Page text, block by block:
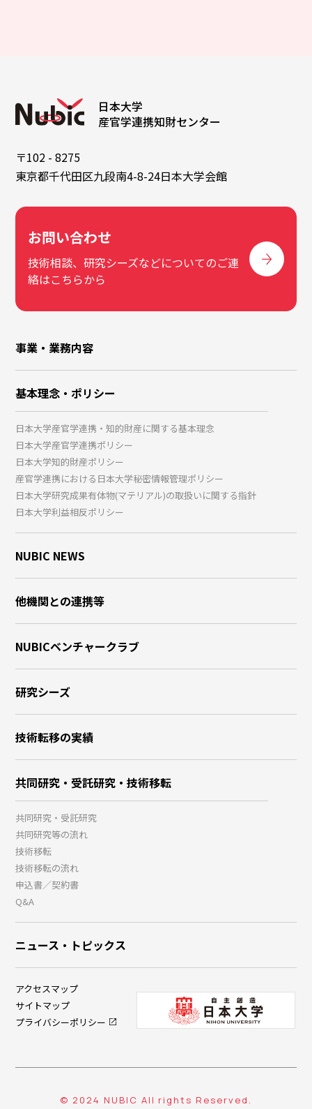
日本大学
産官学連携知財センター
〒102 - 8275
東京都千代田区九段南4-8-24日本大学会館
お問い合わせ
技術相談、研究シーズなどについてのご連
絡はこちらから
事業・業務内容
基本理念・ポリシー
日本大学産官学連携・知的財産に関する基本理念
日本大学産官学連携ポリシー
日本大学知的財産ポリシー
産官学連携における日本大学秘密情報管理ポリシー
日本大学研究成果有体物(マテリアル)の取扱いに関する指針
日本大学利益相反ポリシー
NUBIC NEWS
他機関との連携等
NUBICベンチャークラブ
研究シーズ
技術転移の実績
共同研究・受託研究・技術移転
共同研究・受託研究
共同研究等の流れ
技術移転
技術移転の流れ
申込書／契約書
Q&A
ニュース・トピックス
アクセスマップ
サイトマップ
プライバシーポリシー
© 2024 NUBIC All rights Reserved.